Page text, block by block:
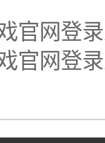
官网登
官网登